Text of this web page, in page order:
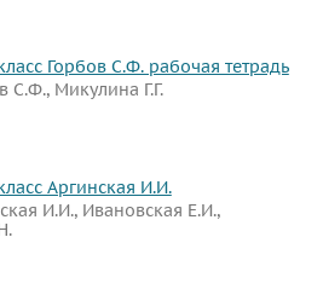
Горбов С.Ф. рабочая тетрадь
С.Ф., Микулина Г.Г.
Аргинская И.И.
И.И., Ивановская Е.И.,